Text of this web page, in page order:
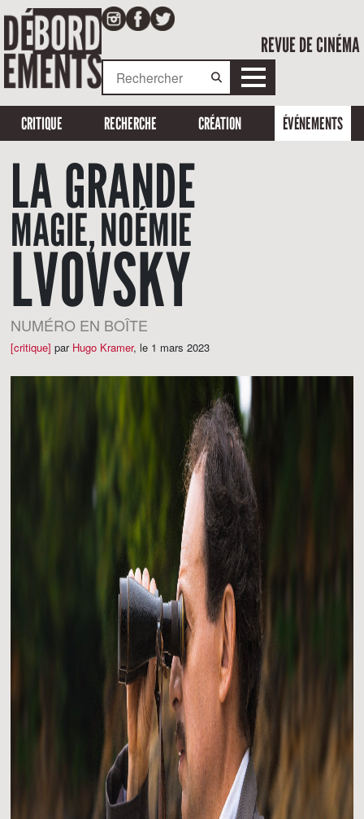
REVUE DE CINÉMA
CRITIQUE RECHERCHE CRÉATION ÉVÉNEMENTS
LA GRANDE
MAGIE, NOÉMIE
LVOVSKY
NUMÉRO EN BOÎTE
[critique] par Hugo Kramer, le 1 mars 2023